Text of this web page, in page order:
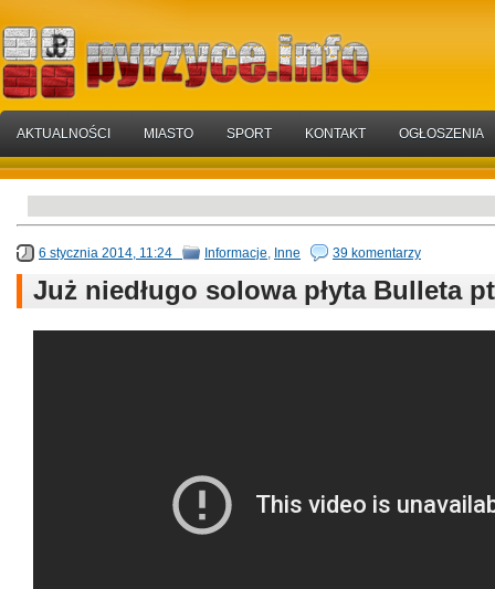
AKTUALNOŚCI MIASTO SPORT KONTAKT OGŁOSZENIA
6 stycznia 2014, 11:24 Informacje Inne 39 komentarzy
Już niedługo solowa płyta Bulleta